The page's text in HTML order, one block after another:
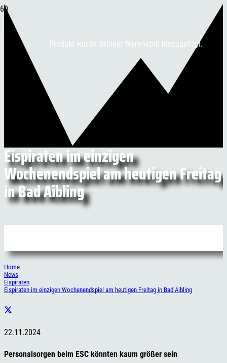
Produkt wurde deinem Warenkorb hinzugefügt.
Eispiraten im einzigen
Wochenendspiel am heutigen Freitag
in Bad Aibling
Home
News
Eispiraten
Eispiraten im einzigen Wochenendspiel am heutigen Freitag in Bad Aibling
22.11.2024
Personalsorgen beim ESC könnten kaum größer sein